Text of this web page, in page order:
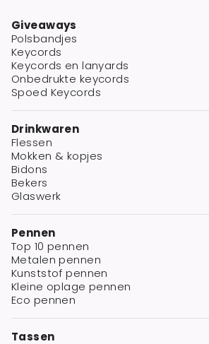
Giveaways
Polsbandjes
Keycords
Keycords en lanyards
Onbedrukte keycords
Spoed Keycords
Drinkwaren
Flessen
Mokken & kopjes
Bidons
Bekers
Glaswerk
Pennen
Top 10 pennen
Metalen pennen
Kunststof pennen
Kleine oplage pennen
Eco pennen
Tassen